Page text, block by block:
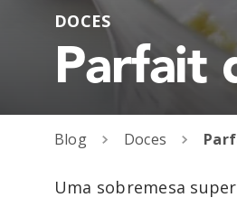
DOCES
Parfait
Blog Doces
Uma sobremesa